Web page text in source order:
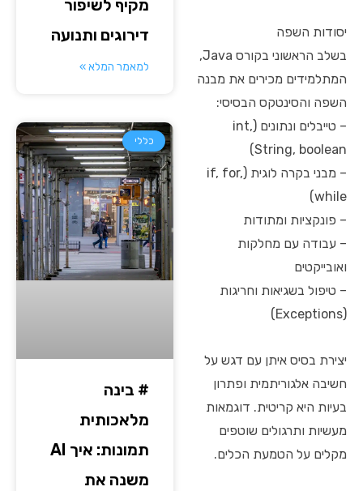
יסודות השפה
בשלב הראשוני בקורס Java,
המתלמידים מכירים את מבנה
השפה והסינטקס הבסיסי:
– טייבלים ונתונים (int,
String, boolean)
– מבני בקרה לוגית (if, for,
while)
– פונקציות ומתודות
– עבודה עם מחלקות
ואובייקטים
– טיפול בשגיאות וחריגות
(Exceptions)
יצירת בסיס איתן עם דגש על
חשיבה אלגוריתמית ופתרון
בעיות היא קריטית. דוגמאות
מעשיות ותרגולים שוטפים
מקלים על הטמעת הכלים.
מקיף לשיפור
דירוגים ותנועה
למאמר המלא »
כללי
# בינה
מלאכותית
תמונות: איך AI
משנה את